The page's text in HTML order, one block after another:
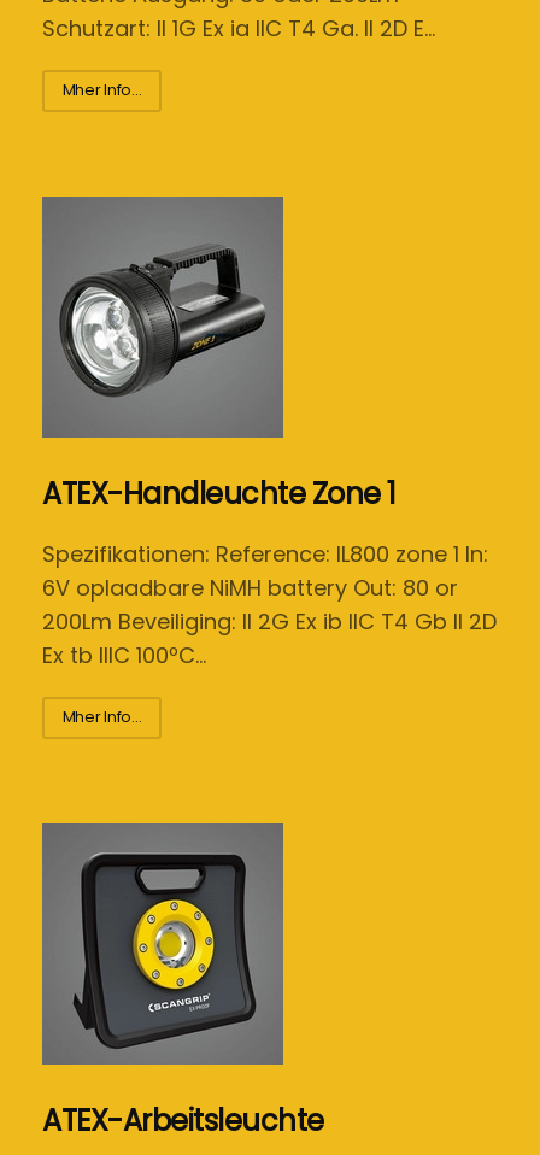
Schutzart: II 1G Ex ia IIC T4 Ga. II 2D E…
Mher Info...
ATEX-Handleuchte Zone 1
Spezifikationen: Reference: IL800 zone 1 In:
6V oplaadbare NiMH battery Out: 80 or
200Lm Beveiliging: II 2G Ex ib IIC T4 Gb II 2D
Ex tb IIIC 100ºC…
Mher Info...
ATEX-Arbeitsleuchte